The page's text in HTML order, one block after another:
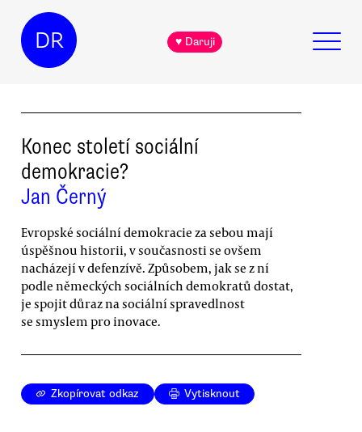
DR ♥ Daruji
Konec století sociální
demokracie?
Jan Černý
Evropské sociální demokracie za sebou mají
úspěšnou historii, v současnosti se ovšem
nacházejí v defenzívě. Způsobem, jak se z ní
podle německých sociálních demokratů dostat,
je spojit důraz na sociální spravedlnost
se smyslem pro inovace.
Zkopírovat odkaz Vytisknout